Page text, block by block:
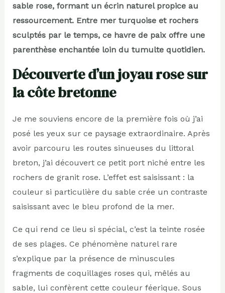
sable rose, formant un écrin naturel propice au
ressourcement. Entre mer turquoise et rochers
sculptés par le temps, ce havre de paix offre une
parenthèse enchantée loin du tumulte quotidien.
Découverte d’un joyau rose sur
la côte bretonne
Je me souviens encore de la première fois où j’ai
posé les yeux sur ce paysage extraordinaire. Après
avoir parcouru les routes sinueuses du littoral
breton, j’ai découvert ce petit port niché entre les
rochers de granit rose. L’effet est saisissant : la
couleur si particulière du sable crée un contraste
saisissant avec le bleu profond de la mer.
Ce qui rend ce lieu si spécial, c’est la teinte rosée
de ses plages. Ce phénomène naturel rare
s’explique par la présence de minuscules
fragments de coquillages roses qui, mêlés au
sable, lui confèrent cette couleur féerique. Sous